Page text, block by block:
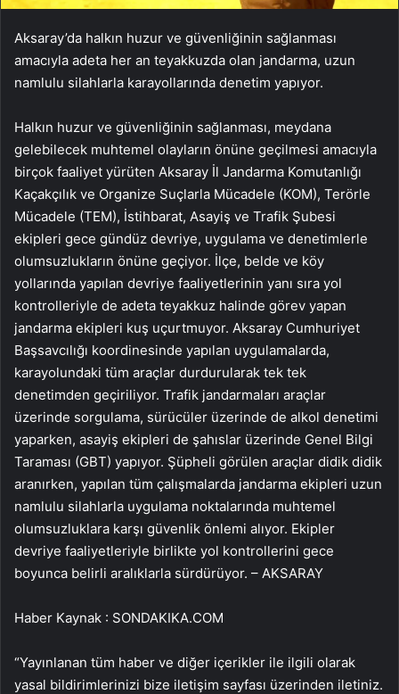
Aksaray’da halkın huzur ve güvenliğinin sağlanması
amacıyla adeta her an teyakkuzda olan jandarma, uzun
namlulu silahlarla karayollarında denetim yapıyor.
Halkın huzur ve güvenliğinin sağlanması, meydana
gelebilecek muhtemel olayların önüne geçilmesi amacıyla
birçok faaliyet yürüten Aksaray İl Jandarma Komutanlığı
Kaçakçılık ve Organize Suçlarla Mücadele (KOM), Terörle
Mücadele (TEM), İstihbarat, Asayiş ve Trafik Şubesi
ekipleri gece gündüz devriye, uygulama ve denetimlerle
olumsuzlukların önüne geçiyor. İlçe, belde ve köy
yollarında yapılan devriye faaliyetlerinin yanı sıra yol
kontrolleriyle de adeta teyakkuz halinde görev yapan
jandarma ekipleri kuş uçurtmuyor. Aksaray Cumhuriyet
Başsavcılığı koordinesinde yapılan uygulamalarda,
karayolundaki tüm araçlar durdurularak tek tek
denetimden geçiriliyor. Trafik jandarmaları araçlar
üzerinde sorgulama, sürücüler üzerinde de alkol denetimi
yaparken, asayiş ekipleri de şahıslar üzerinde Genel Bilgi
Taraması (GBT) yapıyor. Şüpheli görülen araçlar didik didik
aranırken, yapılan tüm çalışmalarda jandarma ekipleri uzun
namlulu silahlarla uygulama noktalarında muhtemel
olumsuzluklara karşı güvenlik önlemi alıyor. Ekipler
devriye faaliyetleriyle birlikte yol kontrollerini gece
boyunca belirli aralıklarla sürdürüyor. – AKSARAY
Haber Kaynak : SONDAKIKA.COM
“Yayınlanan tüm haber ve diğer içerikler ile ilgili olarak
yasal bildirimlerinizi bize iletişim sayfası üzerinden iletiniz.